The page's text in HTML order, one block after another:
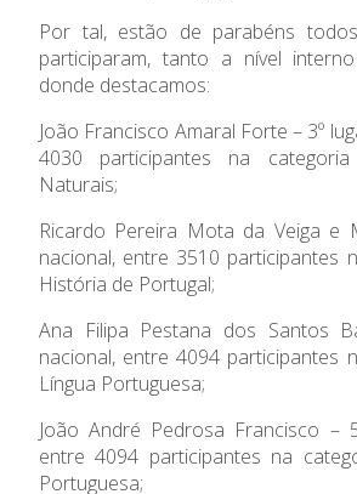
Por tal, estão de parabéns
participaram, tanto a nível
donde destacamos:
João Francisco Amaral Forte – 3º
4030 participantes na
Naturais;
Ricardo Pereira Mota da Veiga e
nacional, entre 3510 participantes
História de Portugal;
Ana Filipa Pestana dos Santos
nacional, entre 4094 participantes
Língua Portuguesa;
João André Pedrosa Francisco –
entre 4094 participantes na
Portuguesa;